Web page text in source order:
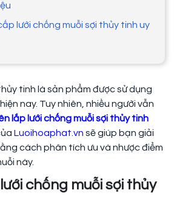
lưới chống muỗi sợi thủy tinh uy
tinh là sản phẩm được sử dụng
nay. Tuy nhiên, nhiều người vẫn
lắp lưới chống muỗi sợi thủy tinh
Luoihoaphat.vn sẽ giúp bạn giải
cách phân tích ưu và nhược điểm
này.
chống muỗi sợi thủy